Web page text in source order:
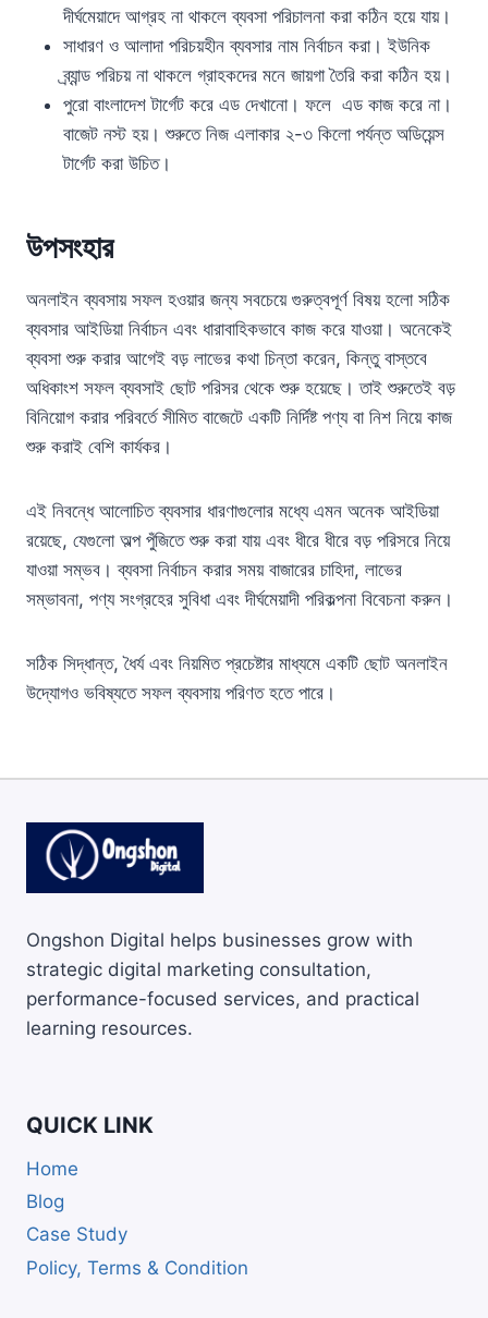
দীর্ঘমেয়াদে আগ্রহ না থাকলে ব্যবসা পরিচালনা করা কঠিন হয়ে যায়।
সাধারণ ও আলাদা পরিচয়হীন ব্যবসার নাম নির্বাচন করা। ইউনিক
ব্র্যান্ড পরিচয় না থাকলে গ্রাহকদের মনে জায়গা তৈরি করা কঠিন হয়।
পুরো বাংলাদেশ টার্গেট করে এড দেখানো। ফলে এড কাজ করে না।
বাজেট নস্ট হয়। শুরুতে নিজ এলাকার ২-৩ কিলো পর্যন্ত অডিয়েন্স
টার্গেট করা উচিত।
উপসংহার
অনলাইন ব্যবসায় সফল হওয়ার জন্য সবচেয়ে গুরুত্বপূর্ণ বিষয় হলো সঠিক
ব্যবসার আইডিয়া নির্বাচন এবং ধারাবাহিকভাবে কাজ করে যাওয়া। অনেকেই
ব্যবসা শুরু করার আগেই বড় লাভের কথা চিন্তা করেন, কিন্তু বাস্তবে
অধিকাংশ সফল ব্যবসাই ছোট পরিসর থেকে শুরু হয়েছে। তাই শুরুতেই বড়
বিনিয়োগ করার পরিবর্তে সীমিত বাজেটে একটি নির্দিষ্ট পণ্য বা নিশ নিয়ে কাজ
শুরু করাই বেশি কার্যকর।
এই নিবন্ধে আলোচিত ব্যবসার ধারণাগুলোর মধ্যে এমন অনেক আইডিয়া
রয়েছে, যেগুলো অল্প পুঁজিতে শুরু করা যায় এবং ধীরে ধীরে বড় পরিসরে নিয়ে
যাওয়া সম্ভব। ব্যবসা নির্বাচন করার সময় বাজারের চাহিদা, লাভের
সম্ভাবনা, পণ্য সংগ্রহের সুবিধা এবং দীর্ঘমেয়াদী পরিকল্পনা বিবেচনা করুন।
সঠিক সিদ্ধান্ত, ধৈর্য এবং নিয়মিত প্রচেষ্টার মাধ্যমে একটি ছোট অনলাইন
উদ্যোগও ভবিষ্যতে সফল ব্যবসায় পরিণত হতে পারে।
Ongshon Digital helps businesses grow with
strategic digital marketing consultation,
performance-focused services, and practical
learning resources.
QUICK LINK
Home
Blog
Case Study
Policy, Terms & Condition